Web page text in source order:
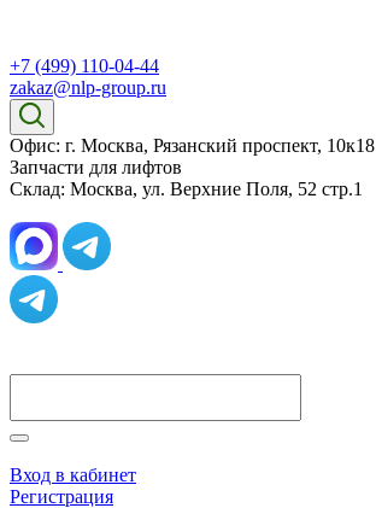
+7 (499) 110-04-44
zakaz@nlp-group.ru
Офис: г. Москва, Рязанский проспект, 10к18
Запчасти для лифтов
Склад: Москва, ул. Верхние Поля, 52 стр.1
Вход в кабинет
Регистрация